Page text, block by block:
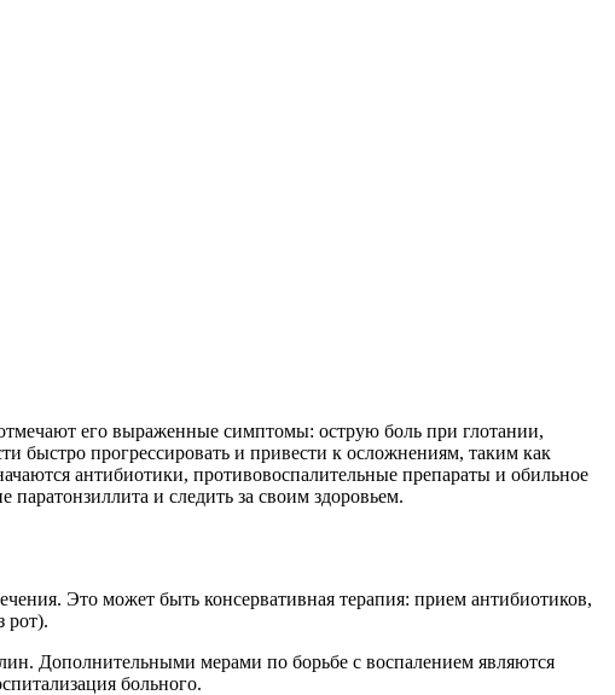
его выраженные симптомы: острую боль при глотании,
быстро прогрессировать и привести к осложнениям, таким как
антибиотики, противовоспалительные препараты и обильное
и следить за своим здоровьем.
Это может быть консервативная терапия: прием антибиотиков,
рот).
Дополнительными мерами по борьбе с воспалением являются
больного.